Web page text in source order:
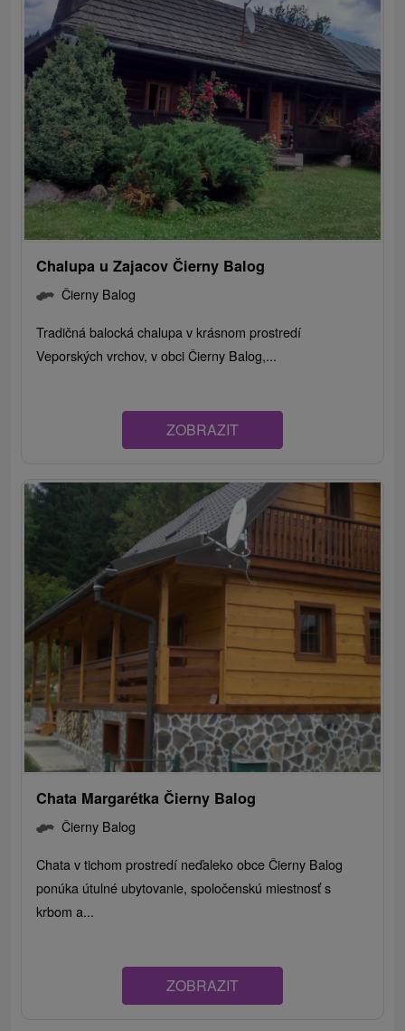
Chalupa u Zajacov Čierny Balog
Čierny Balog
Tradičná balocká chalupa v krásnom prostredí
Veporských vrchov, v obci Čierny Balog,...
ZOBRAZIT
Chata Margarétka Čierny Balog
Čierny Balog
Chata v tichom prostredí neďaleko obce Čierny Balog
ponúka útulné ubytovanie, spoločenskú miestnosť s
krbom a...
ZOBRAZIT